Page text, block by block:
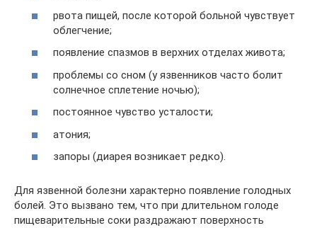
рвота пищей, после которой больной чувствует
облегчение;
появление спазмов в верхних отделах живота;
проблемы со сном (у язвенников часто болит
солнечное сплетение ночью);
постоянное чувство усталости;
атония;
запоры (диарея возникает редко).
Для язвенной болезни характерно появление голодных
болей. Это вызвано тем, что при длительном голоде
пищеварительные соки раздражают поверхность